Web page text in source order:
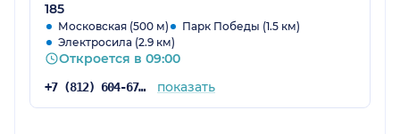
185
Московская (500 м)
Парк Победы (1.5 км)
Электросила (2.9 км)
Откроется в 09:00
+7 (812) 604-67-48 показать